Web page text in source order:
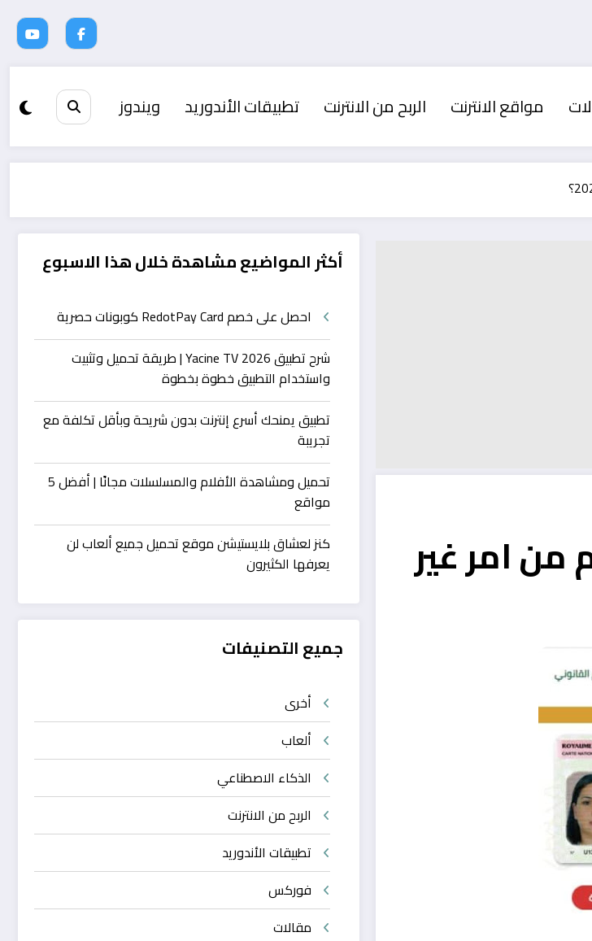
مواقع الانترنت الربح من الانترنت تطبيقات الأندوريد ويندوز
من امر غير
أكثر المواضيع مشاهدة خلال هذا الاسبوع
احصل على خصم RedotPay Card كوبونات حصرية
شرح تطبيق Yacine TV 2026 | طريقة تحميل وتثبيت
واستخدام التطبيق خطوة بخطوة
تطبيق يمنحك أسرع إنترنت بدون شريحة وبأقل تكلفة مع
تجريبة
تحميل ومشاهدة الأفلام والمسلسلات مجانًا | أفضل 5
مواقع
كنز لعشاق بلايستيشن موقع تحميل جميع ألعاب لن
يعرفها الكثيرون
جميع التصنيفات
أخرى
ألعاب
الذكاء الاصطناعي
الربح من الانترنت
تطبيقات الأندوريد
فوركس
مقالات